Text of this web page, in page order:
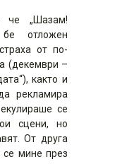
че „Шазам!
отложен
от по-
(декември –
както и
рекламира
се
сцени, но
От друга
се мине през